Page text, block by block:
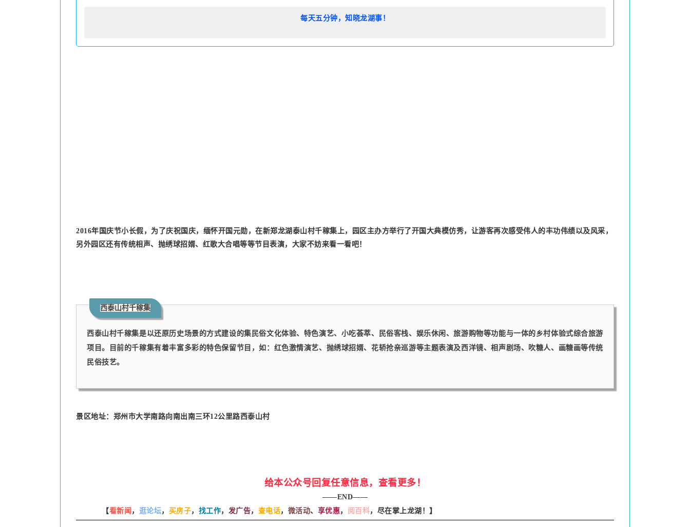
每天五分钟，知晓龙湖事！
2016年国庆节小长假，为了庆祝国庆，缅怀开国元勋，在新郑龙湖泰山村千稼集上，园区主办方举行了开国大典模仿秀，让游客再次感受伟人的丰功伟绩以及风采，
另外园区还有传统相声、抛绣球招婿、红歌大合唱等等节目表演，大家不妨来看一看吧！
西泰山村千稼集
西泰山村千稼集是以还原历史场景的方式建设的集民俗文化体验、特色演艺、小吃荟萃、民俗客栈、娱乐休闲、旅游购物等功能与一体的乡村体验式综合旅游
项目。目前的千稼集有着丰富多彩的特色保留节目，如：红色激情演艺、抛绣球招婿、花轿抢亲巡游等主题表演及西洋镜、相声剧场、吹糖人、画糖画等传统
民俗技艺。
景区地址：郑州市大学南路向南出南三环12公里路西泰山村
给本公众号回复任意信息，查看更多！
——END——
【看新闻 ， 逛论坛， 买房子， 找工作， 发广告， 查电话， 微活动、 享优惠， 阅百科，尽在掌上龙湖！ 】